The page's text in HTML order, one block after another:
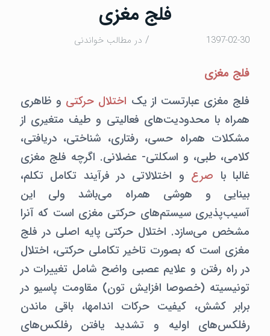
فلج مغزی
1397-02-30
/ در مطالب خواندنی
فلج مغزی
فلج مغزی عبارتست از یک اختلال حرکتی و ظاهری
همراه با محدودیت‌های فعالیتی و طیف متغیری از
مشکلات همراه حسی، رفتاری، شناختی، دریافتی،
کلامی، طبی، و اسکلتی- عضلانی. اگرچه فلج مغزی
غالبا با صرع و اختلالاتی در فرآیند تکامل تکلم،
بینایی و هوشی همراه می‌باشد ولی این
آسیب‌پذیری سیستم‌های حرکتی مغزی است که آنرا
مشخص می‌سازد. اختلال حرکتی پایه اصلی در فلج
مغزی است که بصورت تاخیر تکاملی حرکتی، اختلال
در راه رفتن و علایم عصبی واضح شامل تغییرات در
تونیسیته (خصوصا افزایش تون) مقاومت پاسیو در
برابر کشش، کیفیت حرکات اندامها، باقی ماندن
رفلکس‌های اولیه و تشدید یافتن رفلکس‌های